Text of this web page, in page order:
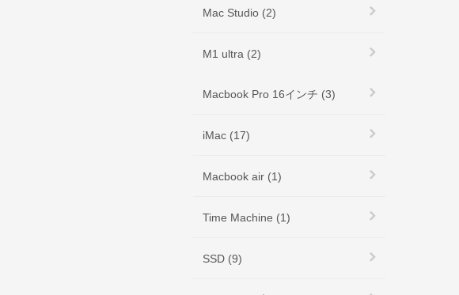
Mac Studio (2)
M1 ultra (2)
Macbook Pro 16インチ (3)
iMac (17)
Macbook air (1)
Time Machine (1)
SSD (9)